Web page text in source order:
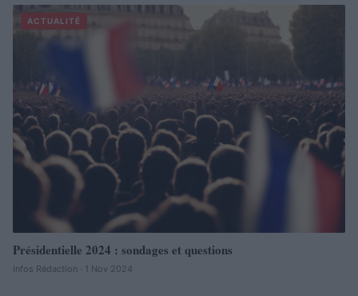
ACTUALITÉ
Présidentielle 2024 : sondages et questions
Infos Rédaction · 1 Nov 2024